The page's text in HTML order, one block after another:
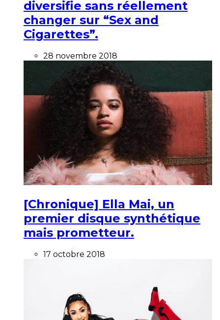
diversifie sans réellement
changer sur “Sex and
Cigarettes”.
28 novembre 2018
[Chronique] Ella Mai, un
premier disque synthétique
mais prometteur.
17 octobre 2018